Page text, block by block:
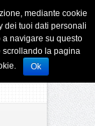
mediante cookie
dei tuoi dati personali
navigare su questo
scrollando la pagina
Ok